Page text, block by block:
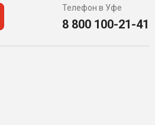
Телефон в Уфе
8 800 100-21-41